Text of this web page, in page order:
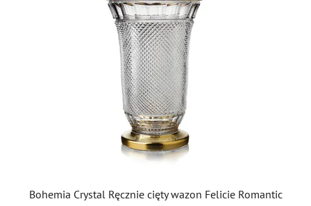
Bohemia Crystal Ręcznie cięty wazon Felicie Romantic